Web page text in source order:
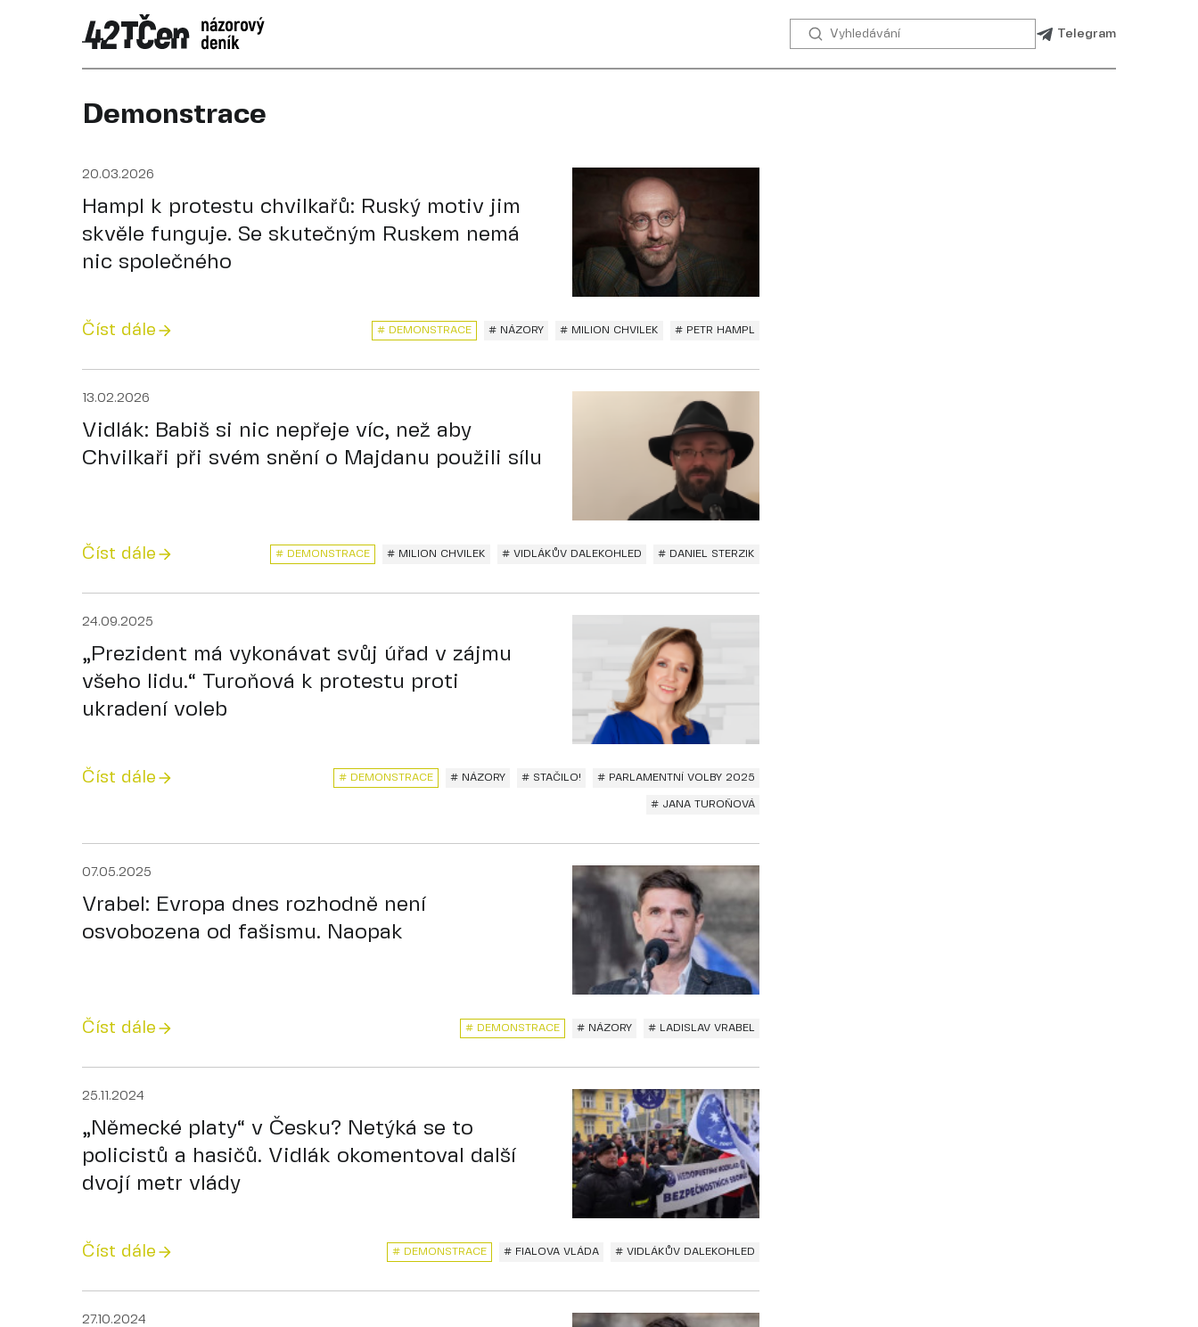
Telegram
Demonstrace
20.03.2026
Hampl k protestu chvilkařů: Ruský motiv jim
skvěle funguje. Se skutečným Ruskem nemá
nic společného
Číst dále # DEMONSTRACE # NÁZORY # MILION CHVILEK # PETR HAMPL
13.02.2026
Vidlák: Babiš si nic nepřeje víc, než aby
Chvilkaři při svém snění o Majdanu použili sílu
Číst dále # DEMONSTRACE # MILION CHVILEK # VIDLÁKŮV DALEKOHLED # DANIEL STERZIK
24.09.2025
„Prezident má vykonávat svůj úřad v zájmu
všeho lidu.“ Turoňová k protestu proti
ukradení voleb
Číst dále # NÁZORY
# DEMONSTRACE # STAČILO! # PARLAMENTNÍ VOLBY 2025
# JANA TUROŇOVÁ
07.05.2025
Vrabel: Evropa dnes rozhodně není
osvobozena od fašismu. Naopak
Číst dále # DEMONSTRACE # NÁZORY # LADISLAV VRABEL
25.11.2024
„Německé platy“ v Česku? Netýká se to
policistů a hasičů. Vidlák okomentoval další
dvojí metr vlády
Číst dále # FIALOVA VLÁDA
# DEMONSTRACE # VIDLÁKŮV DALEKOHLED
27.10.2024